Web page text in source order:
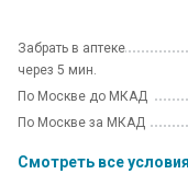
Забрать в аптеке
через 5 мин.
По Москве до МКАД
По Москве за МКАД
Смотреть все